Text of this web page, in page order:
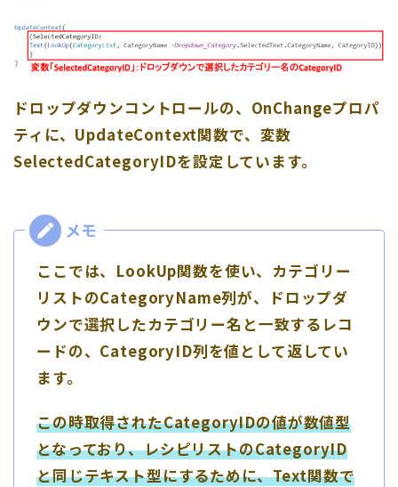
ドロップダウンコントロールの、OnChangeプロパ
ティに、UpdateContext関数で、変数
SelectedCategoryIDを設定しています。
ここでは、LookUp関数を使い、カテゴリー
リストのCategoryName列が、ドロップダ
ウンで選択したカテゴリー名と一致するレコ
ードの、CategoryID列を値として返してい
ます。
この時取得されたCategoryIDの値が数値型
となっており、レシピリストのCategoryID
と同じテキスト型にするために、Text関数で